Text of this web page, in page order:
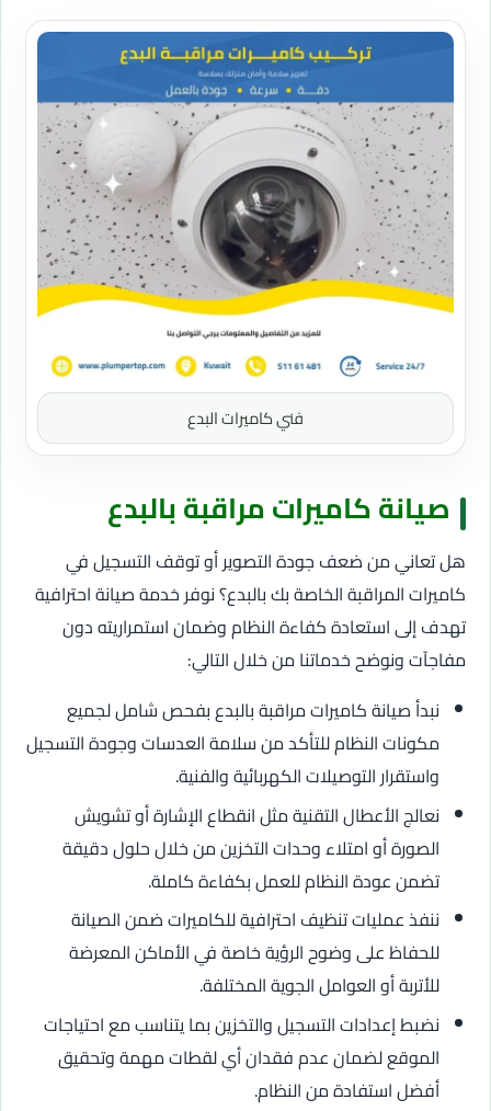
فني كاميرات البدع
صيانة كاميرات مراقبة بالبدع
هل تعاني من ضعف جودة التصوير أو توقف التسجيل في
كاميرات المراقبة الخاصة بك بالبدع؟ نوفر خدمة صيانة احترافية
تهدف إلى استعادة كفاءة النظام وضمان استمراريته دون
مفاجآت ونوضح خدماتنا من خلال التالي:
نبدأ صيانة كاميرات مراقبة بالبدع بفحص شامل لجميع
مكونات النظام للتأكد من سلامة العدسات وجودة التسجيل
واستقرار التوصيلات الكهربائية والفنية.
نعالج الأعطال التقنية مثل انقطاع الإشارة أو تشويش
الصورة أو امتلاء وحدات التخزين من خلال حلول دقيقة
تضمن عودة النظام للعمل بكفاءة كاملة.
ننفذ عمليات تنظيف احترافية للكاميرات ضمن الصيانة
للحفاظ على وضوح الرؤية خاصة في الأماكن المعرضة
للأتربة أو العوامل الجوية المختلفة.
نضبط إعدادات التسجيل والتخزين بما يتناسب مع احتياجات
الموقع لضمان عدم فقدان أي لقطات مهمة وتحقيق
أفضل استفادة من النظام.